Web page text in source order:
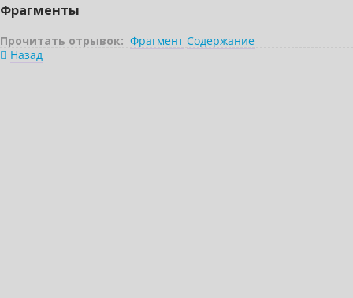
Фрагменты
Прочитать отрывок: Фрагмент Содержание
Назад